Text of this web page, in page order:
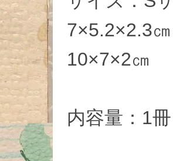
7×5.2×2.3
10×7×2㎝
内容量：1冊